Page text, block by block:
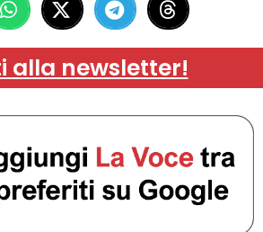
alla newsletter!